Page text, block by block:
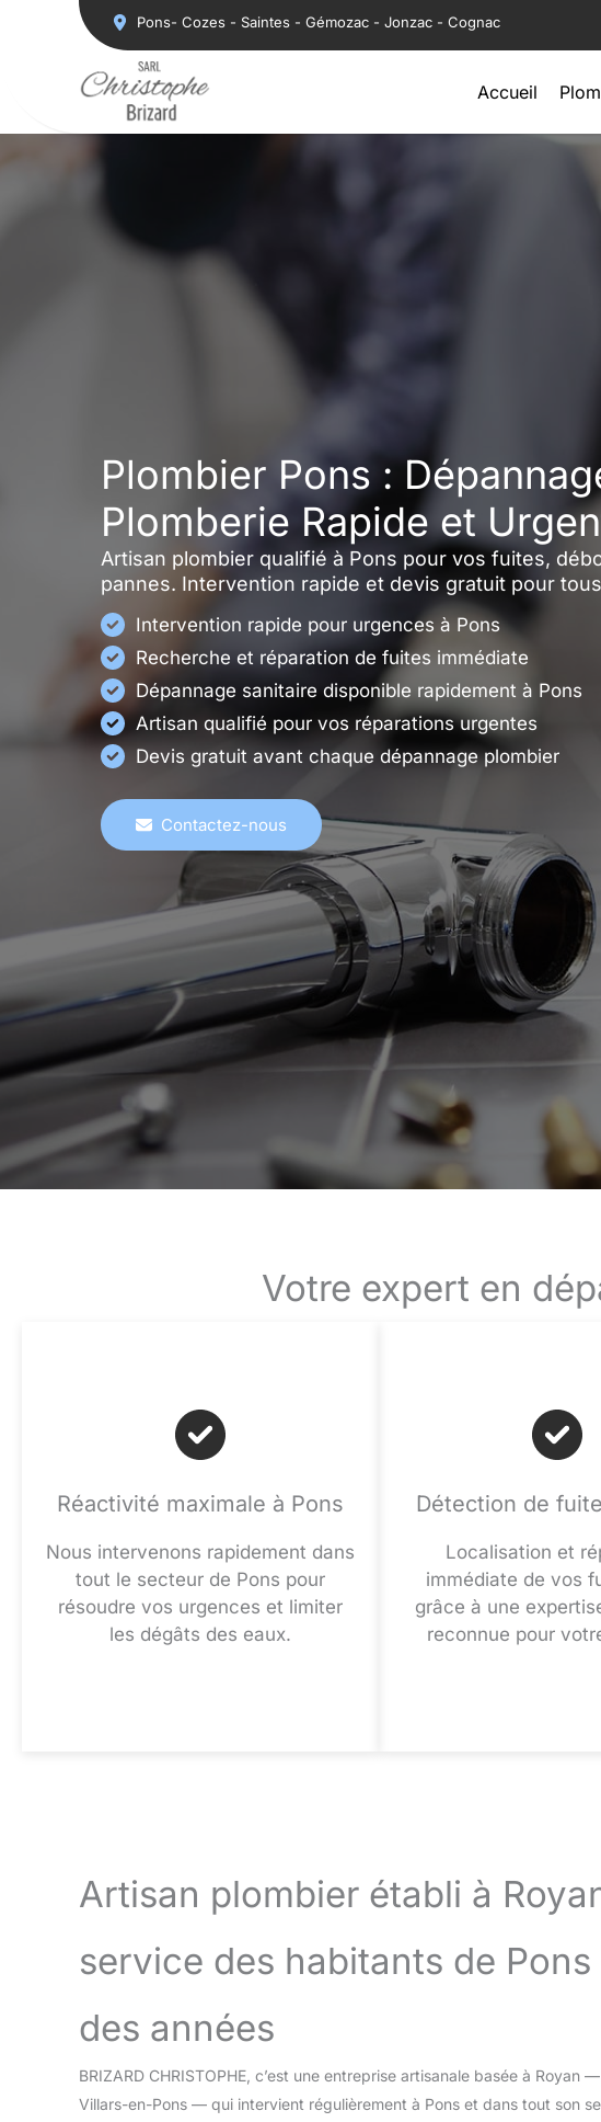
Pons- Cozes - Saintes - Gémozac - Jonzac - Cognac
Accueil
Plombier Pons :
Plomberie Rapide et
Artisan plombier qualifié à Pons pour vos fuites,
pannes. Intervention rapide et devis gratuit pour
Intervention rapide pour urgences à Pons
Recherche et réparation de fuites immédiate
Dépannage sanitaire disponible rapidement à Pons
Artisan qualifié pour vos réparations urgentes
Devis gratuit avant chaque dépannage plombier
Contactez-nous
Votre expert en
Réactivité maximale à Pons
Nous intervenons rapidement dans
tout le secteur de Pons pour
résoudre vos urgences et limiter
les dégâts des eaux.
Détection de
Localisation et
immédiate de vos
grâce à une
reconnue pour
Artisan plombier établi à
service des habitants de
des années
BRIZARD CHRISTOPHE, c’est une entreprise artisanale basée à Royan
Villars-en-Pons — qui intervient régulièrement à Pons et dans tout son